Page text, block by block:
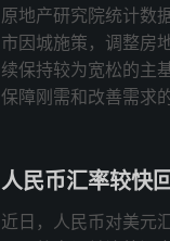
原地产研究院统计数
市因城施策，调整房
续保持较为宽松的主
保障刚需和改善需求
人民币汇率较快
近日，人民币对美元